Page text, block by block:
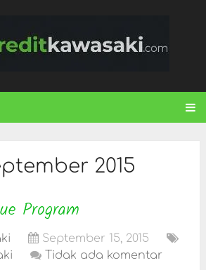
2015
Program
September 15, 2015
Tidak ada komentar